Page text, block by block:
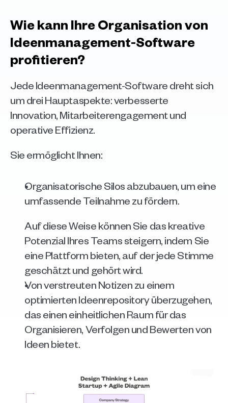
Wie kann Ihre Organisation von
Ideenmanagement-Software
profitieren?
Jede Ideenmanagement-Software dreht sich
um drei Hauptaspekte: verbesserte
Innovation, Mitarbeiterengagement und
operative Effizienz.
Sie ermöglicht Ihnen:
Organisatorische Silos abzubauen, um eine
umfassende Teilnahme zu fördern.
Auf diese Weise können Sie das kreative
Potenzial Ihres Teams steigern, indem Sie
eine Plattform bieten, auf der jede Stimme
geschätzt und gehört wird.
Von verstreuten Notizen zu einem
optimierten Ideenrepository überzugehen,
das einen einheitlichen Raum für das
Organisieren, Verfolgen und Bewerten von
Ideen bietet.